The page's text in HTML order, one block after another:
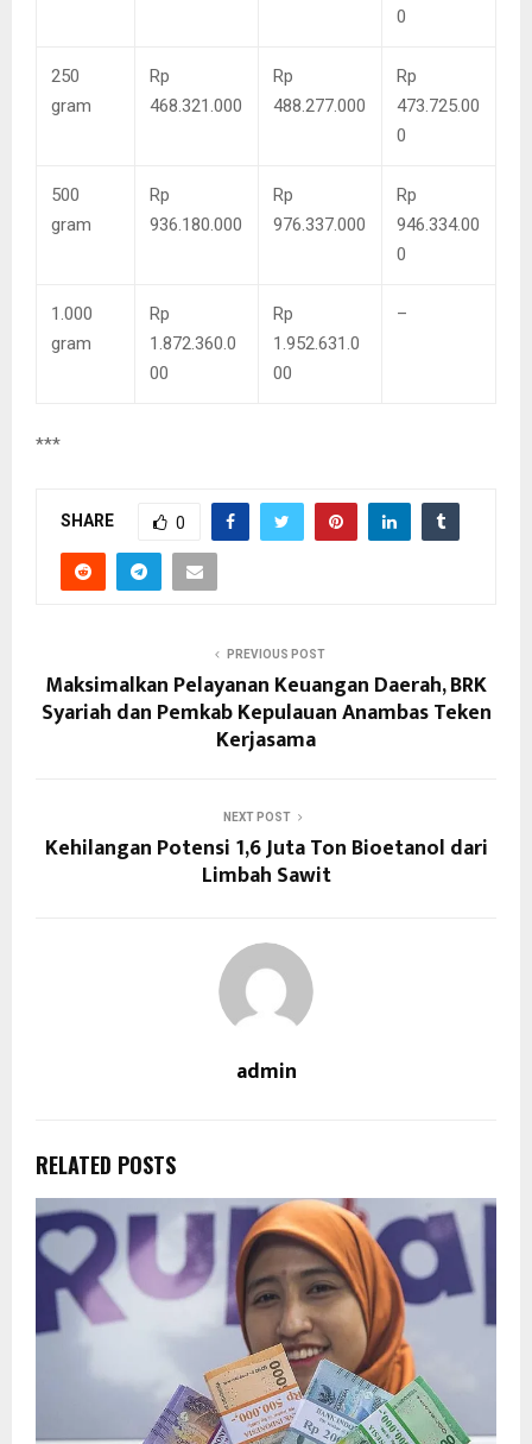
0
250
gram
Rp
468.321.000
Rp
488.277.000
Rp
473.725.00
0
500
gram
Rp
936.180.000
Rp
976.337.000
Rp
946.334.00
0
1.000
gram
Rp
1.872.360.0
00
Rp
1.952.631.0
00
–
***
SHARE 0
PREVIOUS POST
Maksimalkan Pelayanan Keuangan Daerah, BRK
Syariah dan Pemkab Kepulauan Anambas Teken
Kerjasama
NEXT POST
Kehilangan Potensi 1,6 Juta Ton Bioetanol dari
Limbah Sawit
admin
RELATED POSTS